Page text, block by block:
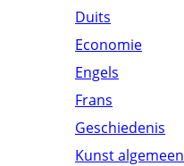
Duits
Economie
Engels
Frans
Geschiedenis
Kunst algemeen